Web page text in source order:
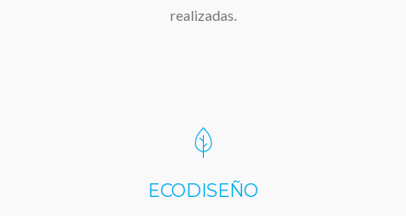
realizadas.
ECODISEÑO